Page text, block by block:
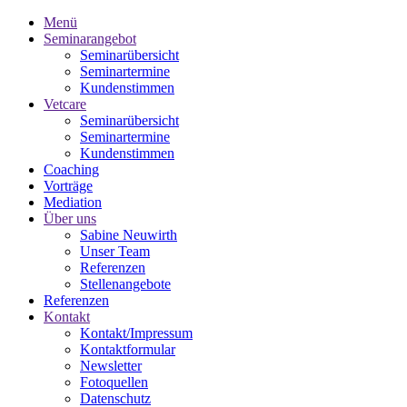
Menü
Seminarangebot
Seminarübersicht
Seminartermine
Kundenstimmen
Vetcare
Seminarübersicht
Seminartermine
Kundenstimmen
Coaching
Vorträge
Mediation
Über uns
Sabine Neuwirth
Unser Team
Referenzen
Stellenangebote
Referenzen
Kontakt
Kontakt/Impressum
Kontaktformular
Newsletter
Fotoquellen
Datenschutz